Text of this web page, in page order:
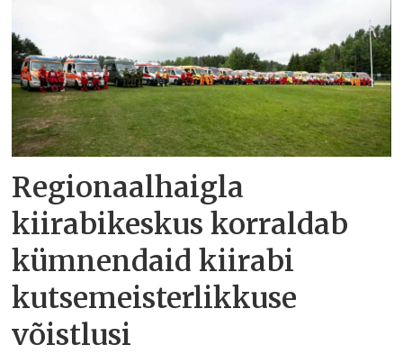
Regionaalhaigla
kiirabikeskus korraldab
kümnendaid kiirabi
kutsemeisterlikkuse
võistlusi